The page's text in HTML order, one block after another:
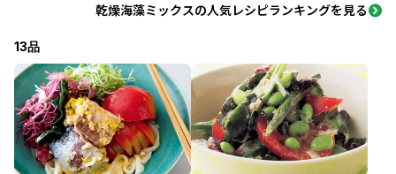
乾燥海藻ミックスの人気レシピランキングを見る
13品